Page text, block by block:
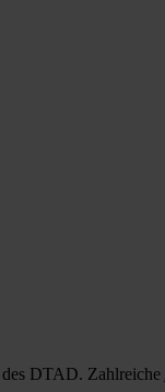
DTAD. Zahlreiche